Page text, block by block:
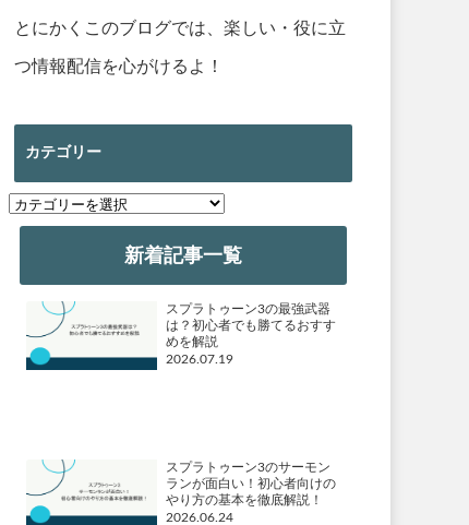
とにかくこのブログでは、楽しい・役に立
つ情報配信を心がけるよ！
カテゴリー
カ
テ
新着記事一覧
スプラトゥーン3の最強武器
は？初心者でも勝てるおすす
めを解説
2026.07.19
スプラトゥーン3のサーモン
ランが面白い！初心者向けの
やり方の基本を徹底解説！
2026.06.24